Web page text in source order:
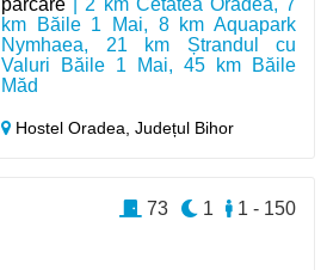
parcare | 2 km Cetatea Oradea, 7
km Băile 1 Mai, 8 km Aquapark
Nymhaea, 21 km Ștrandul cu
Valuri Băile 1 Mai, 45 km Băile
Măd
Hostel Oradea,Județul Bihor
1 - 150
1
73